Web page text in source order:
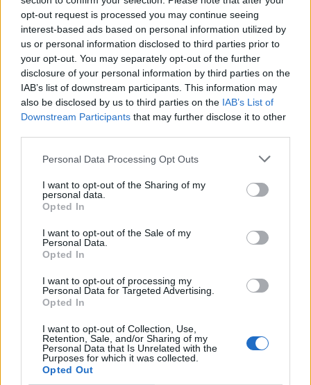
opt-out request is processed you may continue seeing
interest-based ads based on personal information utilized by
us or personal information disclosed to third parties prior to
your opt-out. You may separately opt-out of the further
disclosure of your personal information by third parties on the
IAB’s list of downstream participants. This information may
also be disclosed by us to third parties on the IAB’s List of
Downstream Participants that may further disclose it to other
Personal Data Processing Opt Outs
I want to opt-out of the Sharing of my
personal data.
Opted In
I want to opt-out of the Sale of my
Personal Data.
Opted In
I want to opt-out of processing my
Personal Data for Targeted Advertising.
Opted In
I want to opt-out of Collection, Use,
Retention, Sale, and/or Sharing of my
Personal Data that Is Unrelated with the
Purposes for which it was collected.
Opted Out
– Se on täysin eri asia kuin pugilismin jalo taide. Se on
epäkunniottavaa lajia ja sen harrastajia kohtaan ja tuo
saleille porukkaa vääristä syistä ja väärällä asenteella.
Eva kertoo, että hän on itse yrittänyt puhdistaa
– Nyt tuntuu, että mennään toiseen suuntaan.
– Silti se aina vaatii ballseja astua kehään, ja maailma
pääsee päästelemään höyryjä. Mutta nyrkkeilyn
kannalta se on taantumista vuosisatoja taaksepäin, Eva
päättää.